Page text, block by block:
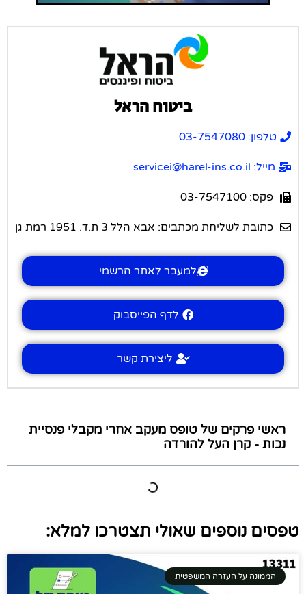
ביטוח הראל
טלפון: 03-7547080
מייל: servicei@harel-ins.co.il
פקס: 03-7547100
כתובת לשליחת מכתבים: אבא הלל 3 ת.ד. 1951 רמת גן
למעבר לאתר הרשמי
לדף הפייסבוק
ליצירת קשר
ראשי פרקים של טופס מעקב אחרי מקבלי פנסיית
נכות - קרן העל להורדה
טפסים נוספים שאולי תצטרכו למלא:
הממונה על העזרה המשפטית